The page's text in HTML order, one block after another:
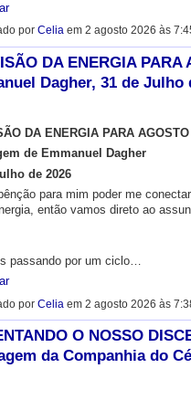
por Celiaem 2 agosto 2026 às
DA ENERGIA
Dagher, 31 de Julho
DA ENERGIA PARA
de Emmanuel Dagher
de 2026
para mim poder me
então vamos direto ao
passando por um ciclo…
por Celia em 2 agosto 2026 às
O NOSSO
da Companhia do